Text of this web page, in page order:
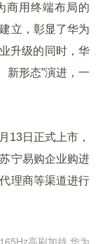
商用终端布局的
立，彰显了华为
升级的同时，华
新形态”演进，一
13日正式上市，
宁易购企业购进
理商等渠道进行
高刷加持 华为